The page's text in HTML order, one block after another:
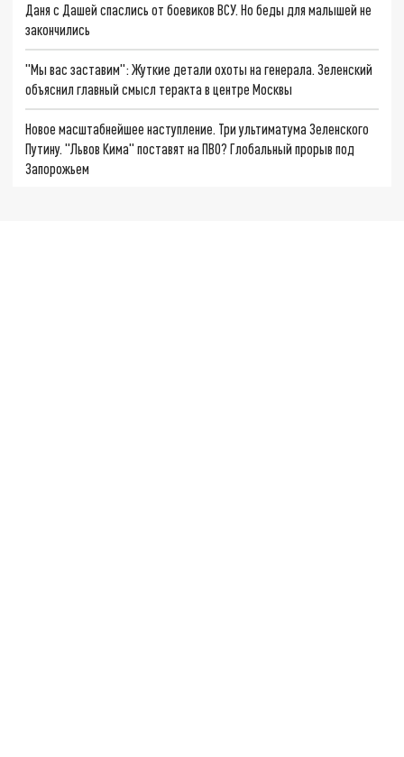
Даня с Дашей спаслись от боевиков ВСУ. Но беды для малышей не
закончились
"Мы вас заставим": Жуткие детали охоты на генерала. Зеленский
объяснил главный смысл теракта в центре Москвы
Новое масштабнейшее наступление. Три ультиматума Зеленского
Путину. "Львов Кима" поставят на ПВО? Глобальный прорыв под
Запорожьем